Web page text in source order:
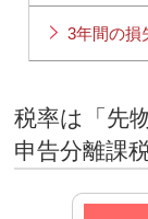
3年間の損
税率は「先
申告分離課